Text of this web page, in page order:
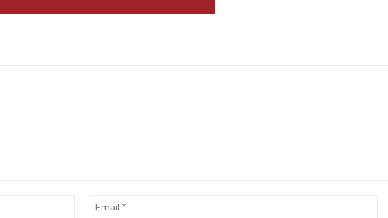
Name:*